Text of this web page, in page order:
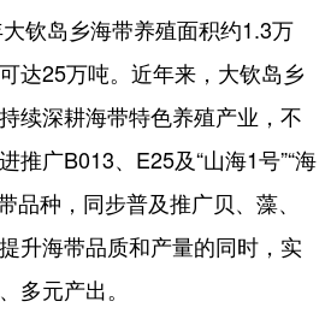
岛乡海带养殖面积约1.3万
达25万吨。近年来，大钦岛乡
续深耕海带特色养殖产业，不
推广B013、E25及“山海1号”“海
品种，同步普及推广贝、藻、
升海带品质和产量的同时，实
多元产出。